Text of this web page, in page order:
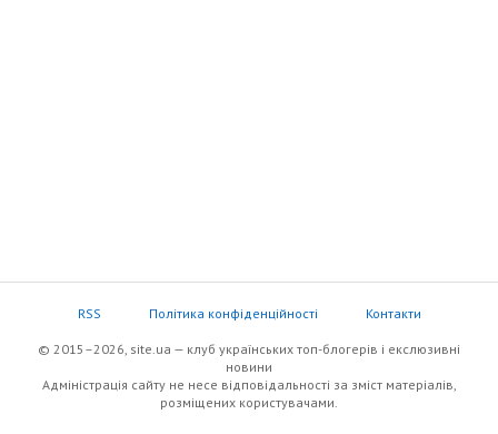
RSS Політика конфіденційності Контакти
© 2015–2026, site.ua — клуб українських топ-блогерів i екслюзивнi
новини
Адміністрація сайту не несе відповідальності за зміст матеріалів,
розміщених користувачами.